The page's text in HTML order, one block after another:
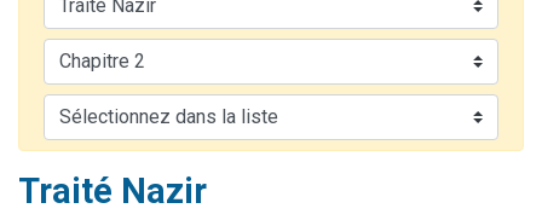
2 personnes viennent de faire un don pour Reloger Rivka, 6 enfants, victime de violences...
10 personnes viennent de demander une bénédiction
Il reste 49 places pour étudier en groupe sur Zoom
Traité Nazir